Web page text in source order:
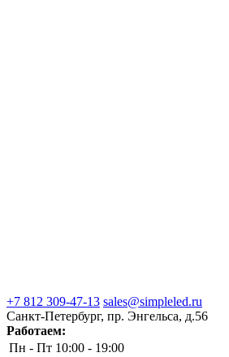
+7 812 309-47-13 sales@simpleled.ru
Санкт-Петербург, пр. Энгельса, д.56
Работаем:
Пн - Пт 10:00 - 19:00